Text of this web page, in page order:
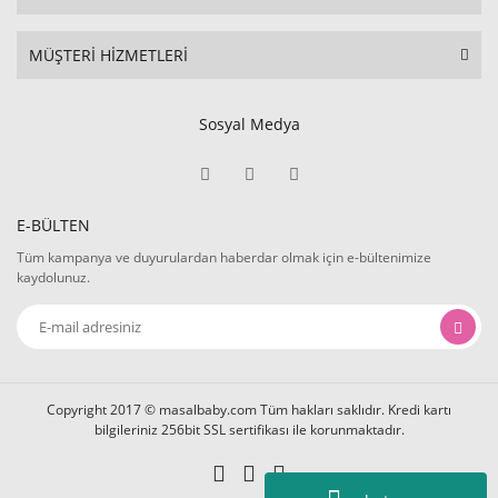
MÜŞTERİ HİZMETLERİ
Sosyal Medya
E-BÜLTEN
Tüm kampanya ve duyurulardan haberdar olmak için e-bültenimize
kaydolunuz.
Copyright 2017 © masalbaby.com Tüm hakları saklıdır. Kredi kartı
bilgileriniz 256bit SSL sertifikası ile korunmaktadır.